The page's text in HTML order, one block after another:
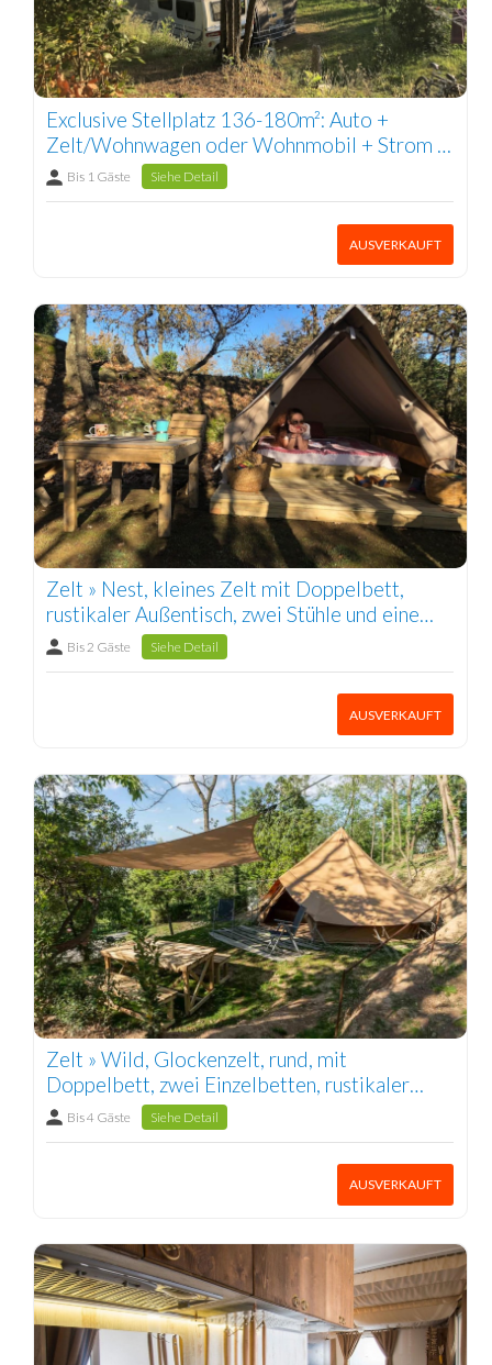
Exclusive Stellplatz 136-180m²: Auto +
Zelt/Wohnwagen oder Wohnmobil + Strom 1
Pers.
Bis 1 Gäste Siehe Detail
AUSVERKAUFT
Zelt » Nest, kleines Zelt mit Doppelbett,
rustikaler Außentisch, zwei Stühle und eine
Hängematte. 1/2 Pers.
Bis 2 Gäste Siehe Detail
AUSVERKAUFT
Zelt » Wild, Glockenzelt, rund, mit
Doppelbett, zwei Einzelbetten, rustikaler
Außentisch, vier Stühle und eine Hängematte
Bis 4 Gäste Siehe Detail
AUSVERKAUFT